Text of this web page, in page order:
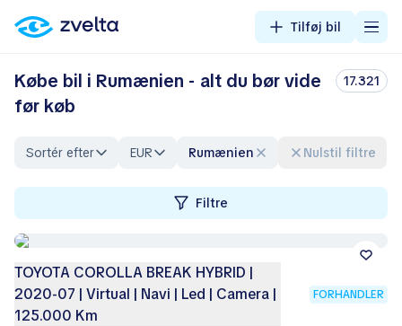
Tilføj bil
Købe bil i Rumænien - alt du bør vide
før køb
17.321
Sortér efter EUR Rumænien Nulstil filtre
Filtre
TOYOTA COROLLA BREAK HYBRID |
2020-07 | Virtual | Navi | Led | Camera |
125.000 Km
FORHANDLER